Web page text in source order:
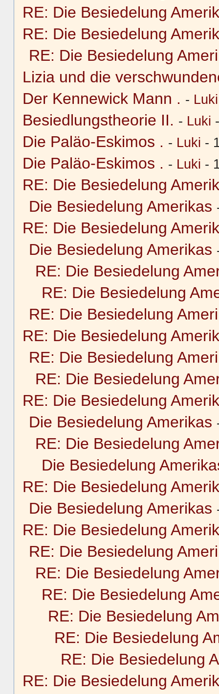
RE: Die Besiedelung
RE: Die Besiedelung
RE: Die Besiedelung
Lizia und die
Der Kennewick Mann . - Luki
Besiedlungstheorie II. - Luki
Die Paläo-Eskimos . - Luki -
Die Paläo-Eskimos . - Luki -
RE: Die Besiedelung
Die Besiedelung Amerikas
RE: Die Besiedelung
Die Besiedelung Amerikas
RE: Die Besiedelung
RE: Die Besiedelung
RE: Die Besiedelung
RE: Die Besiedelung
RE: Die Besiedelung
RE: Die Besiedelung
RE: Die Besiedelung
Die Besiedelung Amerikas
RE: Die Besiedelung
Die Besiedelung
RE: Die Besiedelung
Die Besiedelung Amerikas
RE: Die Besiedelung
RE: Die Besiedelung
RE: Die Besiedelung
RE: Die Besiedelung
RE: Die Besiedelung
RE: Die Besiedelung
RE: Die Besiedelung
RE: Die Besiedelung